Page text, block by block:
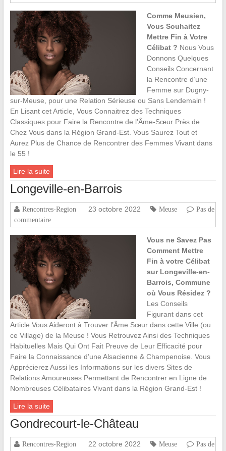
Comme Meusien,
Vous Souhaitez
Mettre Fin à Votre
Célibat ? Nous Vous
Donnons Quelques
Conseils Concernant
la Rencontre d’une
Femme sur Dugny-
sur-Meuse, pour une Relation Sérieuse ou Sans Lendemain !
En Lisant cet Article, Vous Connaitrez des Techniques
Classiques pour Faire la Rencontre de l’Âme-Sœur Près de
Chez Vous dans la Région Grand-Est. Vous Saurez Tout et
Aurez Plus de Chance de Rencontrer des Femmes Vivant dans
le 55 !
Lire la suite
Longeville-en-Barrois
Rencontres-Region 23 octobre 2022 Meuse
Pas de
commentaire
Vous ne Savez Pas
Comment Mettre
Fin à votre Célibat
sur Longeville-en-
Barrois, Commune
où Vous Résidez ?
Les Conseils
Figurant dans cet
Article Vous Aideront à Trouver l’Âme Sœur dans cette Ville (ou
ce Village) de la Meuse ! Vous Retrouvez Ainsi des Techniques
Habituelles Mais Qui Ont Fait Preuve de Leur Efficacité pour
Faire la Connaissance d’une Alsacienne & Champenoise. Vous
Apprécierez Aussi les Informations sur les divers Sites de
Relations Amoureuses Permettant de Rencontrer en Ligne de
Nombreuses Célibataires Vivant dans la Région Grand-Est !
Lire la suite
Gondrecourt-le-Château
Rencontres-Region 22 octobre 2022 Meuse Pas de